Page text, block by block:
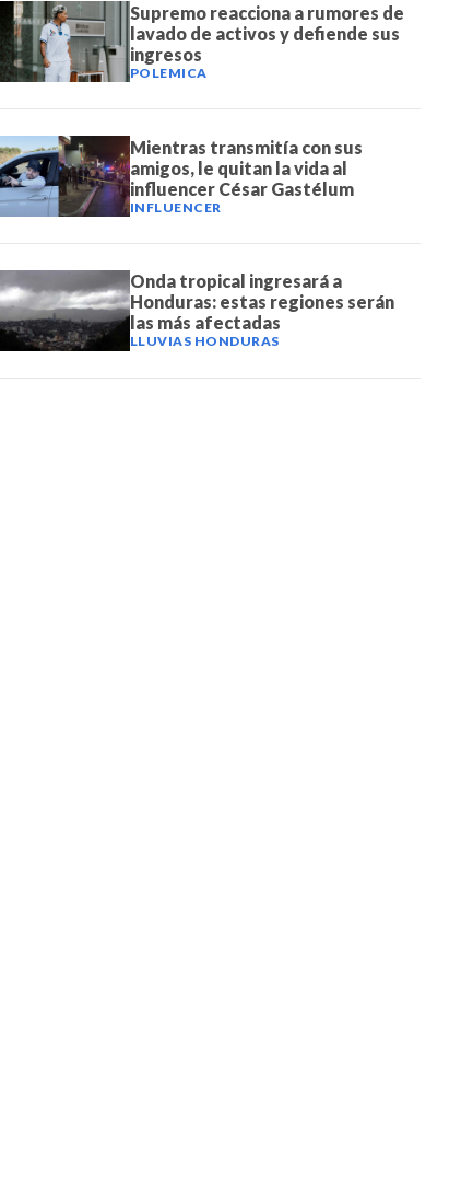
Supremo reacciona a rumores de
lavado de activos y defiende sus
ingresos
POLEMICA
Mientras transmitía con sus
amigos, le quitan la vida al
influencer César Gastélum
INFLUENCER
Onda tropical ingresará a
Honduras: estas regiones serán
las más afectadas
LLUVIAS HONDURAS